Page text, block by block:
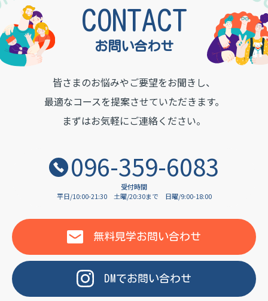
お問い合わせ
CONTACT
皆さまのお悩みやご要望をお聞きし、
最適なコースを提案させていただきます。
まずはお気軽にご連絡ください。
096-359-6083
受付時間
平日/10:00-21:30
土曜/20:30まで 日曜/9:00-18:00
無料見学お問い合わせ
DMでお問い合わせ